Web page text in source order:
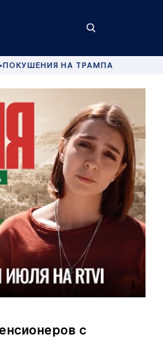
ПОКУШЕНИЯ НА ТРАМПА
с